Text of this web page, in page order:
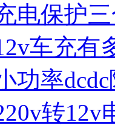
电保护
车充有
功率
转12v